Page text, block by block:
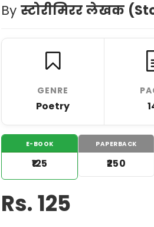
By स्टोरीमिरर लेखक
GENRE
Poetry
E-BOOK
₹125
PAPERBACK
₹250
Rs.125